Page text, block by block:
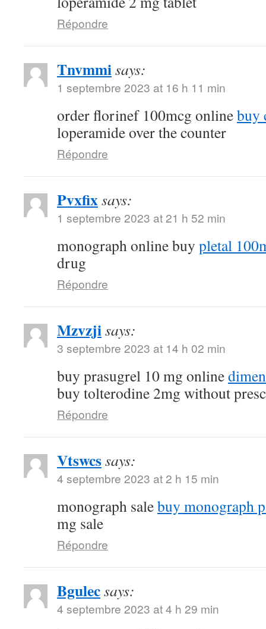
Répondre
Tnvmmisays:
1 septembre 2023 at 16 h 11 min
order florinef 100mcg onlinebuy
loperamide over the counter
Répondre
Pvxfixsays:
1 septembre 2023 at 21 h 52 min
monograph online buy pletal
drug
Répondre
Mzvzjisays:
3 septembre 2023 at 14 h 02 min
buy prasugrel 10 mg online
buy tolterodine 2mg without
Répondre
Vtswcssays:
4 septembre 2023 at 2 h 15 min
monograph salebuy monograph
mg sale
Répondre
Bgulecsays:
4 septembre 2023 at 4 h 29 min